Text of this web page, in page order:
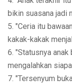
bikin suasana jadi
5. "Ceria itu
kakak-kakak
6. "Statusnya
mengalahkan
7. "Tersenyum